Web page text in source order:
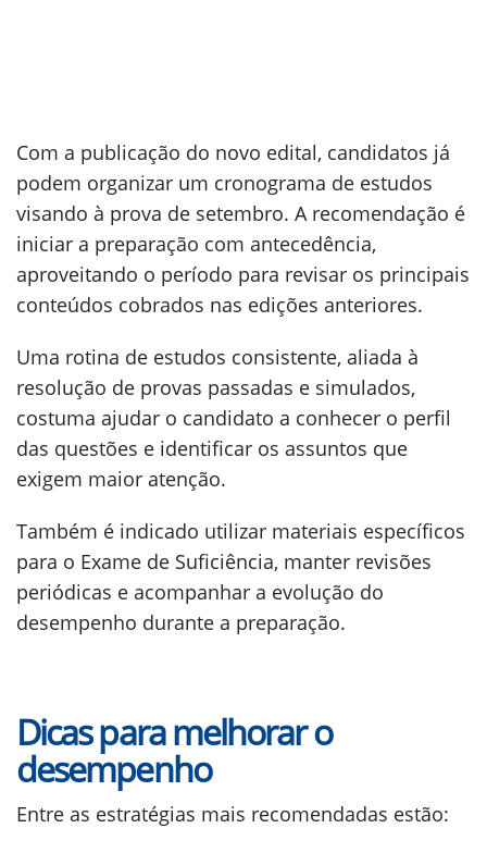
Com a publicação do novo edital, candidatos já
podem organizar um cronograma de estudos
visando à prova de setembro. A recomendação é
iniciar a preparação com antecedência,
aproveitando o período para revisar os principais
conteúdos cobrados nas edições anteriores.
Uma rotina de estudos consistente, aliada à
resolução de provas passadas e simulados,
costuma ajudar o candidato a conhecer o perfil
das questões e identificar os assuntos que
exigem maior atenção.
Também é indicado utilizar materiais específicos
para o Exame de Suficiência, manter revisões
periódicas e acompanhar a evolução do
desempenho durante a preparação.
Dicas para melhorar o
desempenho
Entre as estratégias mais recomendadas estão: